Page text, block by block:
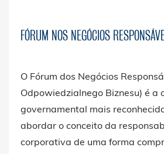
FÓRUM NOS NEGÓCIOS
O Fórum dos Negócios
Odpowiedzialnego Biznesu) é a
governamental mais
abordar o conceito da
corporativa de uma forma